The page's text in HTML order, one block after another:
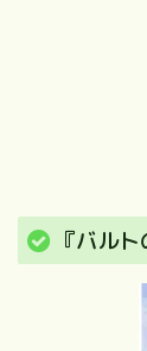
『バル